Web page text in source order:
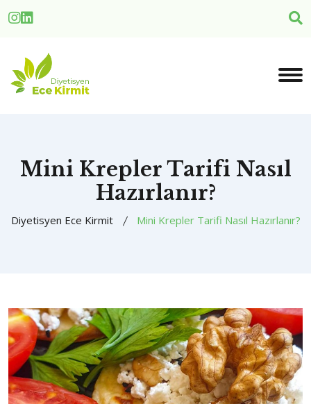
Mini Krepler Tarifi Nasıl
Hazırlanır?
Diyetisyen Ece Kirmit Mini Krepler Tarifi Nasıl Hazırlanır?